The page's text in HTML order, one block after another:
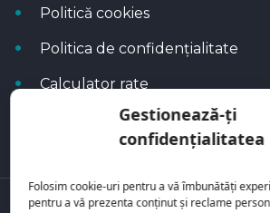
Gestionează-ți
confidențialitatea
Folosim cookie-uri pentru a vă îmbunătăți
pentru a vă prezenta conținut și reclame
Politică cookies
Politica de confidențialitate
Calculator rate
Blog Autoflux